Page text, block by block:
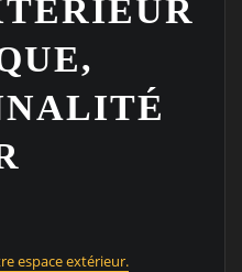
espace extérieur.